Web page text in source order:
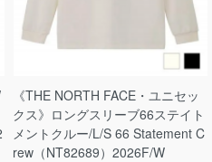
《THE NORTH FACE・ユニセッ
クス》ロングスリーブ66ステイト
メントクルー/L/S 66 Statement C
rew（NT82689）2026F/W